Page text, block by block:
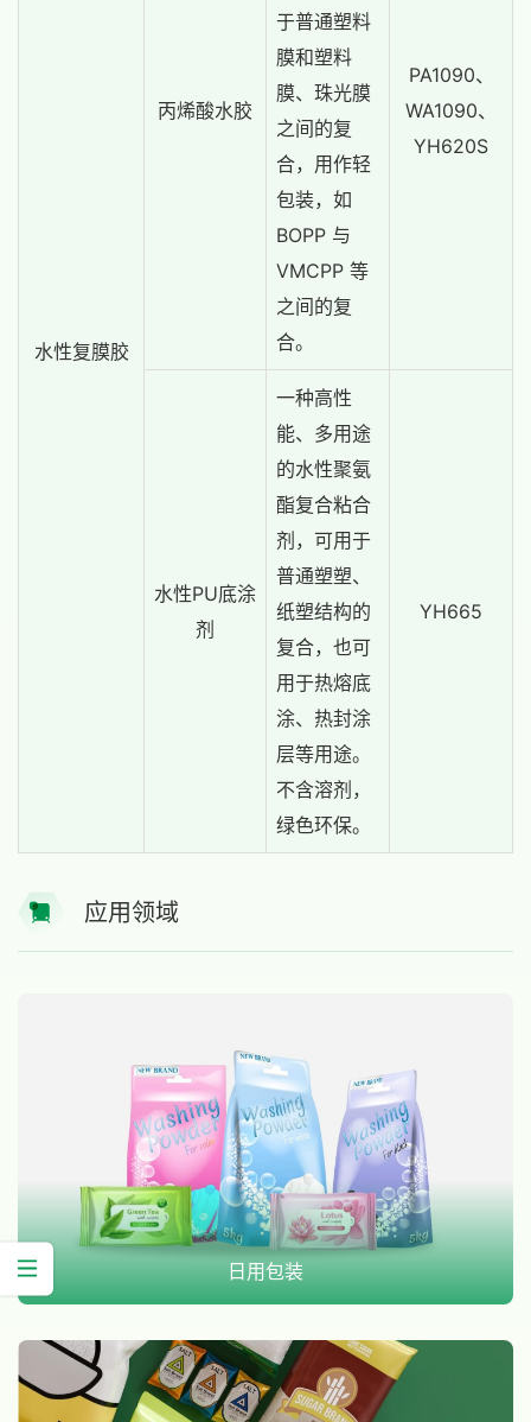
水性复膜胶
丙烯酸水胶
于普通塑料
膜和塑料
膜、珠光膜
之间的复
合，用作轻
包装，如
BOPP 与
VMCPP 等
之间的复
合。
PA1090、
WA1090、
YH620S
水性PU底涂
剂
一种高性
能、多用途
的水性聚氨
酯复合粘合
剂，可用于
普通塑塑、
纸塑结构的
复合，也可
用于热熔底
涂、热封涂
层等用途。
不含溶剂，
绿色环保。
YH665
应用领域
日用包装